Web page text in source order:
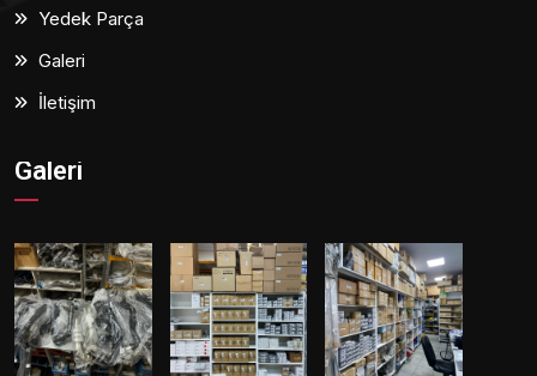
Yedek Parça
Galeri
İletişim
Galeri